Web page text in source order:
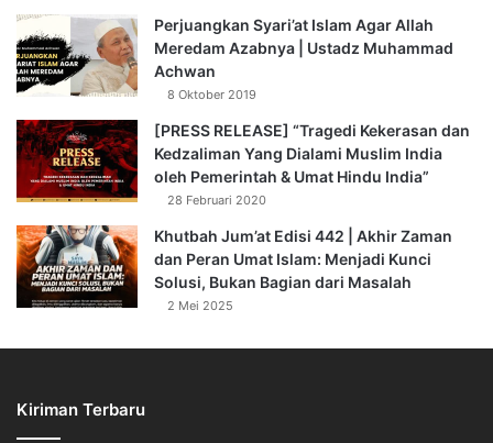
ibadah, persaudaraan, dan aspek sosial.
Kenikmatan Ramadhan dapat diperoleh melalui penataan
jiwa dan raga melalui ibadah puasa. Selain itu, kenikmatan
juga melalui ibadah lain seperti membaca Alquran, qiyamul
lail, shalat tarawih, dan berinfaq, bersedekah, serta
menunaikan zakat.
Ramadhan itu seakan-akan menjadi sebuah kapal. Allah
pertemukan kita untuk naik di atas kapal itu, berlayar untuk
menyucikan jiwa, membangun ruh yang memberikan
sehingga harus bersyukur, harus berterimakasih.
Bentuk syukur tersebut dapat diwujudkan dengan cara
Perjuangkan Syari’at Islam Agar Allah
Meredam Azabnya | Ustadz Muhammad
Achwan
8 Oktober 2019
[PRESS RELEASE] “Tragedi Kekerasan dan
Kedzaliman Yang Dialami Muslim India
oleh Pemerintah & Umat Hindu India”
28 Februari 2020
Khutbah Jum’at Edisi 442 | Akhir Zaman
dan Peran Umat Islam: Menjadi Kunci
Solusi, Bukan Bagian dari Masalah
2 Mei 2025
Kiriman Terbaru